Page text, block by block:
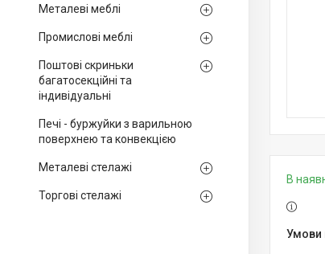
Металеві меблі
Промислові меблі
Поштові скриньки
багатосекційні та
індивідуальні
Печі - буржуйки з варильною
поверхнею та конвекцією
Металеві стелажі
Торгові стелажі
В